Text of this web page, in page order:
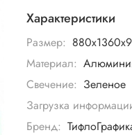
Характеристики
Размер:
Материал:
Свечение: Зеленое
Загрузка
Бренд: